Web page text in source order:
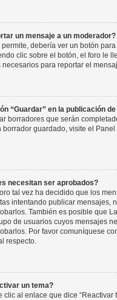
un mensaje a un moderador?
debería ver un botón
clic sobre el botón, el foro le
necesarios para reportar el
“Guardar” en la publicación
borradores que serán
borrador guardado, visite el Panel
necesitan ser aprobados?
tal vez ha decidido que los
intentando publicar mensajes,
También es posible que
de usuarios cuyos mensajes
Por favor comuníquese
respecto.
un tema?
clic al enlace que dice “Reactivar